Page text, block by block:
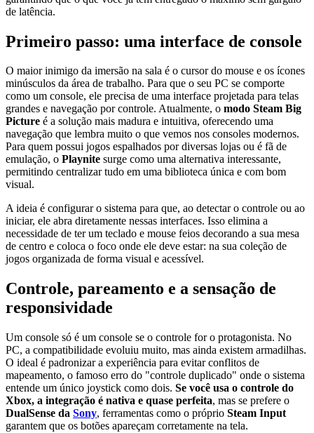
de latência.
Primeiro passo: uma interface de console
O maior inimigo da imersão na sala é o cursor do mouse e os ícones
minúsculos da área de trabalho. Para que o seu PC se comporte
como um console, ele precisa de uma interface projetada para telas
grandes e navegação por controle. Atualmente, o modo Steam Big
Picture é a solução mais madura e intuitiva, oferecendo uma
navegação que lembra muito o que vemos nos consoles modernos.
Para quem possui jogos espalhados por diversas lojas ou é fã de
emulação, o Playnite surge como uma alternativa interessante,
permitindo centralizar tudo em uma biblioteca única e com bom
visual.
A ideia é configurar o sistema para que, ao detectar o controle ou ao
iniciar, ele abra diretamente nessas interfaces. Isso elimina a
necessidade de ter um teclado e mouse feios decorando a sua mesa
de centro e coloca o foco onde ele deve estar: na sua coleção de
jogos organizada de forma visual e acessível.
Controle, pareamento e a sensação de
responsividade
Um console só é um console se o controle for o protagonista. No
PC, a compatibilidade evoluiu muito, mas ainda existem armadilhas.
O ideal é padronizar a experiência para evitar conflitos de
mapeamento, o famoso erro do "controle duplicado" onde o sistema
entende um único joystick como dois. Se você usa o controle do
Xbox, a integração é nativa e quase perfeita, mas se prefere o
DualSense da Sony, ferramentas como o próprio Steam Input
garantem que os botões apareçam corretamente na tela.